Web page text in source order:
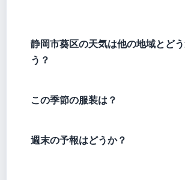
静岡市葵区の天気は他の地域とど
う？
この季節の服装は？
週末の予報はどうか？